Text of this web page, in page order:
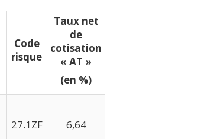
Code
risque
Taux net
de
cotisation
« AT »
(en %)
27.1ZF 6,64